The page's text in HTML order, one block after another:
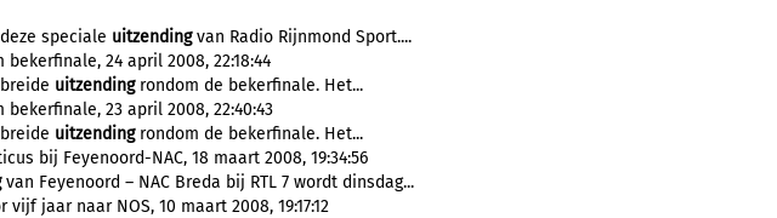
speciale uitzendingvan Radio Rijnmond Sport....
24 april 2008, 22:18:44
uitzendingrondom de bekerfinale. Het...
bekerfinale, 23 april 2008, 22:40:43
uitzendingrondom de bekerfinale. Het...
bij Feyenoord-NAC, 18 maart 2008, 19:34:56
van Feyenoord – NAC Breda bij RTL 7 wordt dinsdag...
jaar naar NOS, 10 maart 2008, 19:17:12